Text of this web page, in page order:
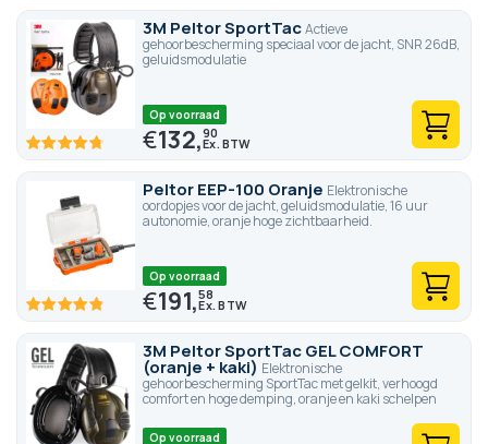
3M Peltor SportTacActieve
gehoorbescherming speciaal voor de jacht, SNR 26dB,
geluidsmodulatie
95.2100
Op voorraad
€132,90
Peltor EEP-100 Oranje Elektronische
oordopjes voor de jacht, geluidsmodulatie, 16 uur
autonomie, oranje hoge zichtbaarheid.
96.6100
Op voorraad
€191,58
3M Peltor SportTac GEL COMFORT
(oranje + kaki) Elektronische
gehoorbescherming SportTac met gelkit, verhoogd
comfort en hoge demping, oranje en kaki schelpen
Op voorraad